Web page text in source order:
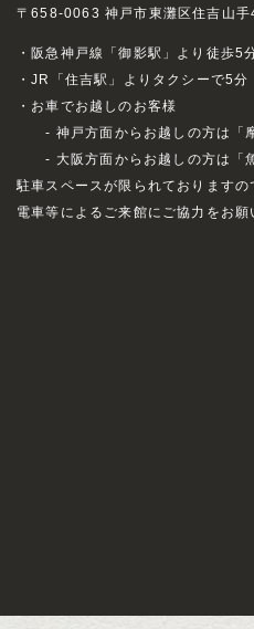
〒658-0063 神戸市東灘区住吉山
・阪急神戸線「御影駅」より徒歩5
・JR「住吉駅」よりタクシーで5分
・お車でお越しのお客様
- 神戸方面からお越しの方は「
- 大阪方面からお越しの方は「
駐車スペースが限られておりますの
電車等によるご来館にご協力をお願